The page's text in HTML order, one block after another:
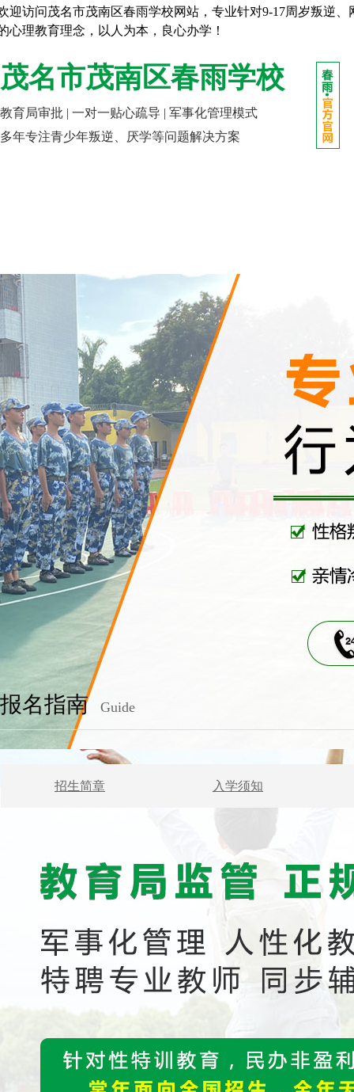
茂名市茂南区春雨学校
教育局审批 | 一对一贴心疏导 | 军事化管理模式
多年专注青少年叛逆、厌学等问题解决方案
迎访问茂名市茂南区春雨学校网站，专业针对9-17周岁叛逆
心理教育理念，以人为本，良心办学！
报名指南 Guide
招生简章 入学须知